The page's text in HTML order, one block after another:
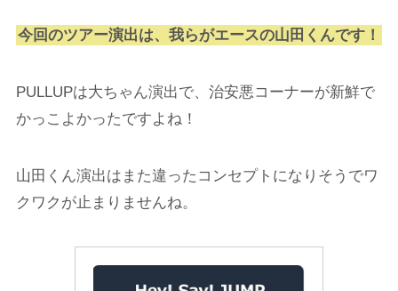
今回のツアー演出は、我らがエースの山田くんです！
PULLUPは大ちゃん演出で、治安悪コーナーが新鮮で
かっこよかったですよね！
山田くん演出はまた違ったコンセプトになりそうでワ
クワクが止まりませんね。